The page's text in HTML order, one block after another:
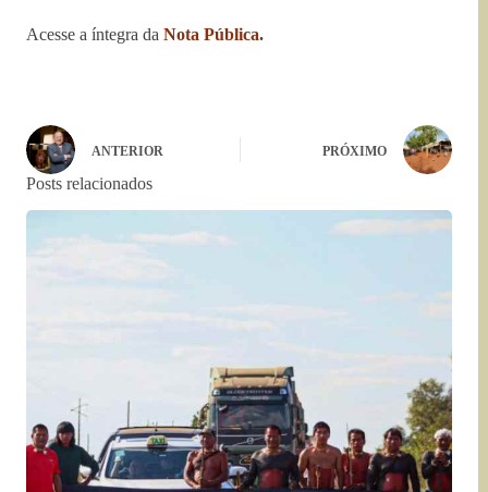
Acesse a íntegra da Nota Pública.
ANTERIOR PRÓXIMO
Posts relacionados